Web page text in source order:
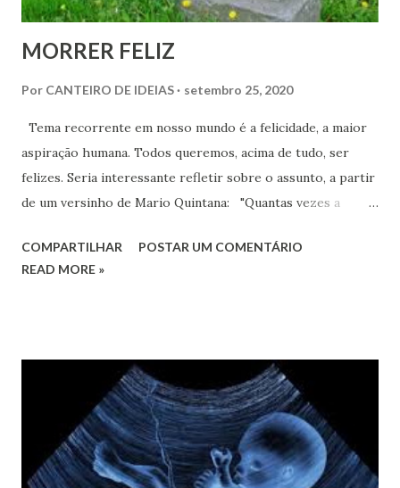
MORRER FELIZ
Por CANTEIRO DE IDEIAS setembro 25, 2020
Tema recorrente em nosso mundo é a felicidade, a maior
aspiração humana. Todos queremos, acima de tudo, ser
felizes. Seria interessante refletir sobre o assunto, a partir
de um versinho de Mario Quintana: "Quantas vezes a
infeliz, Em vão, por toda parte, os óculos procura Tendo-
os na ponta do nariz."
COMPARTILHAR
POSTAR UM COMENTÁRIO
READ MORE »